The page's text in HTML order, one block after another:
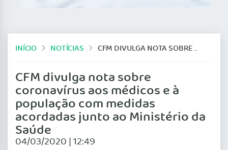
INÍCIO NOTÍCIAS CFM DIVULGA NOTA SOBRE CORONAVÍRUS AOS MÉDICOS E À POPULAÇÃO COM MEDIDAS ACORDADAS JUNTO AO MINISTÉRIO DA SAÚDE
CFM divulga nota sobre
coronavírus aos médicos e à
população com medidas
acordadas junto ao Ministério da
Saúde
04/03/2020 | 12:49